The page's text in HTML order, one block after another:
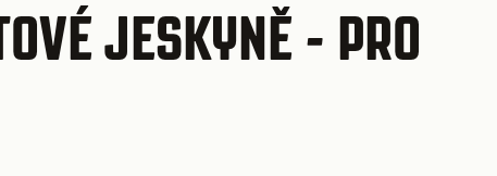
JESKYNĚ - PRO